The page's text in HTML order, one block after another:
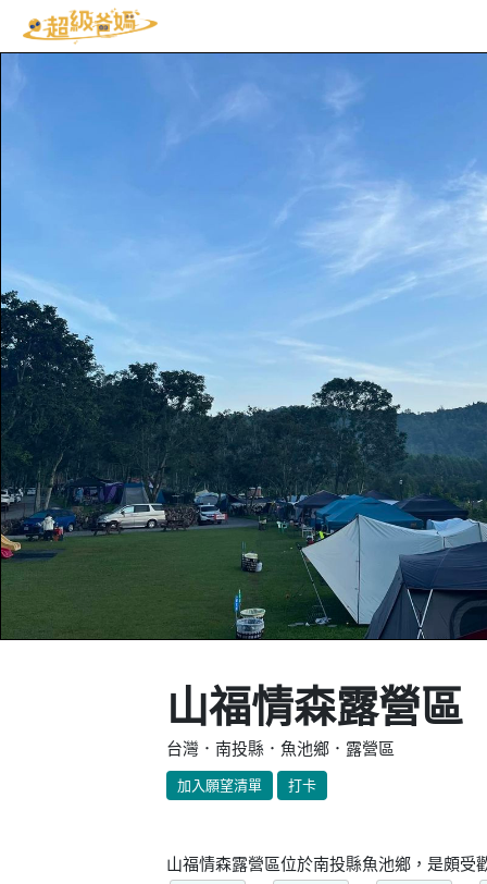
山福情森露營區
台灣．南投縣．魚池鄉．露營區
加入願望清單 打卡
山福情森露營區位於南投縣魚池鄉，是頗